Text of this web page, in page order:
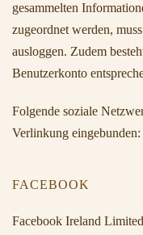
gesammelten
zugeordnet werden,
ausloggen. Zudem
Benutzerkonto
Folgende soziale
Verlinkung eingebunden:
FACEBOOK
Facebook Ireland